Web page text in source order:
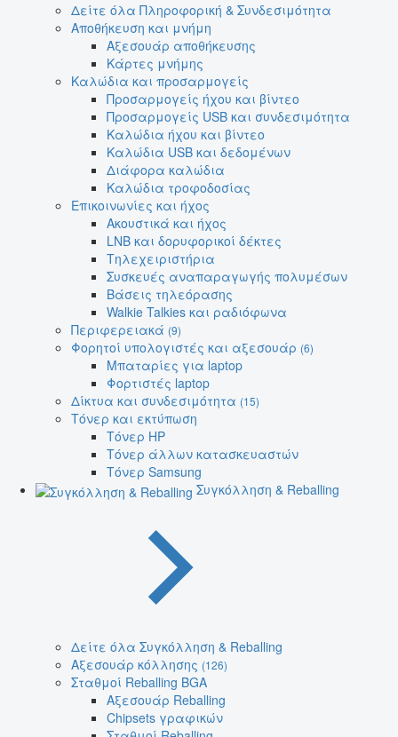
Δείτε όλα Πληροφορική & Συνδεσιμότητα
Αποθήκευση και μνήμη
Αξεσουάρ αποθήκευσης
Κάρτες μνήμης
Καλώδια και προσαρμογείς
Προσαρμογείς ήχου και βίντεο
Προσαρμογείς USB και συνδεσιμότητα
Καλώδια ήχου και βίντεο
Καλώδια USB και δεδομένων
Διάφορα καλώδια
Καλώδια τροφοδοσίας
Επικοινωνίες και ήχος
Ακουστικά και ήχος
LNB και δορυφορικοί δέκτες
Τηλεχειριστήρια
Συσκευές αναπαραγωγής πολυμέσων
Βάσεις τηλεόρασης
Walkie Talkies και ραδιόφωνα
Περιφερειακά (9)
Φορητοί υπολογιστές και αξεσουάρ (6)
Μπαταρίες για laptop
Φορτιστές laptop
Δίκτυα και συνδεσιμότητα (15)
Τόνερ και εκτύπωση
Τόνερ HP
Τόνερ άλλων κατασκευαστών
Τόνερ Samsung
Συγκόλληση & Reballing
Δείτε όλα Συγκόλληση & Reballing
Αξεσουάρ κόλλησης (126)
Σταθμοί Reballing BGA
Αξεσουάρ Reballing
Chipsets γραφικών